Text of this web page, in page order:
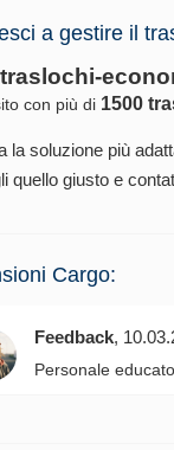
a gestire il
traslochi-
con più di 1500
la soluzione più
quello giusto e
Cargo:
Feedback,
Personale